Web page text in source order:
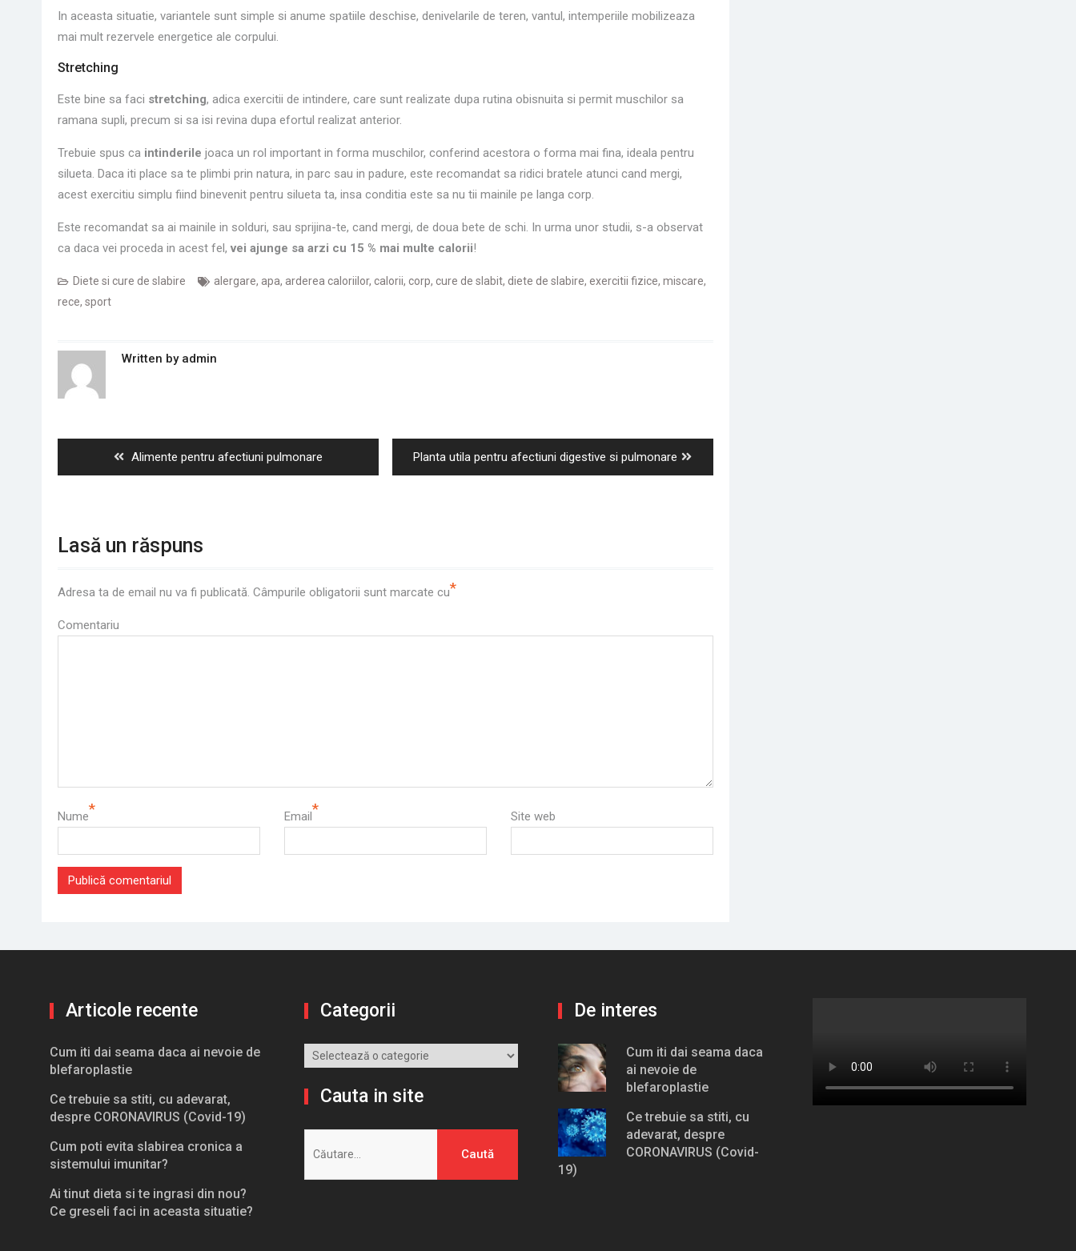
In aceasta situatie, variantele sunt simple si anume spatiile deschise, denivelarile de teren, vantul, intemperiile mobilizeaza
mai mult rezervele energetice ale corpului.
Stretching
Este bine sa faci stretching, adica exercitii de intindere, care sunt realizate dupa rutina obisnuita si permit muschilor sa
ramana supli, precum si sa isi revina dupa efortul realizat anterior.
Trebuie spus ca intinderile joaca un rol important in forma muschilor, conferind acestora o forma mai fina, ideala pentru
silueta. Daca iti place sa te plimbi prin natura, in parc sau in padure, este recomandat sa ridici bratele atunci cand mergi,
acest exercitiu simplu fiind binevenit pentru silueta ta, insa conditia este sa nu tii mainile pe langa corp.
Este recomandat sa ai mainile in solduri, sau sprijina-te, cand mergi, de doua bete de schi. In urma unor studii, s-a observat
ca daca vei proceda in acest fel, vei ajunge sa arzi cu 15 % mai multe calorii!
Diete si cure de slabire alergare, apa, arderea caloriilor, calorii, corp, cure de slabit, diete de slabire, exercitii fizice, miscare,
rece, sport
Written by admin
Previous
post:
Alimente pentru afectiuni pulmonare
Next
post:
Planta utila pentru afectiuni digestive si pulmonare
Lasă un răspuns
Adresa ta de email nu va fi publicată. Câmpurile obligatorii sunt marcate cu*
Comentariu
Nume* Email* Site web
Articole recente
Cum iti dai seama daca ai nevoie de
blefaroplastie
Ce trebuie sa stiti, cu adevarat,
despre CORONAVIRUS (Covid-19)
Cum poti evita slabirea cronica a
sistemului imunitar?
Ai tinut dieta si te ingrasi din nou?
Ce greseli faci in aceasta situatie?
Categorii
Categorii
Cauta in site
după:
De interes
Cum iti dai seama daca
ai nevoie de
blefaroplastie
Ce trebuie sa stiti, cu
adevarat, despre
CORONAVIRUS (Covid-
19)